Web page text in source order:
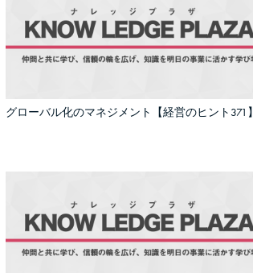
グローバル化のマネジメント【経営のヒント371】